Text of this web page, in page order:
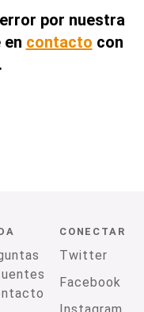
por nuestra
en contacto con
CONECTAR
Twitter
Facebook